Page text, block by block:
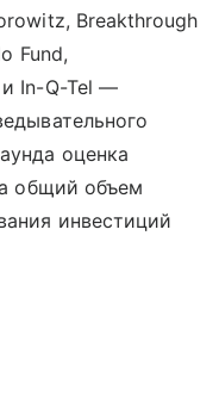
Breakthrough
Fund,
и In-Q-Tel —
оценка
общий объем
инвестиций